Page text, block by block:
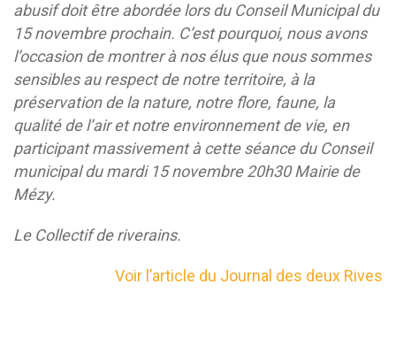
abusif doit être abordée lors du Conseil Municipal du
15 novembre prochain. C’est pourquoi, nous avons
l’occasion de montrer à nos élus que nous sommes
sensibles au respect de notre territoire, à la
préservation de la nature, notre flore, faune, la
qualité de l’air et notre environnement de vie, en
participant massivement à cette séance du Conseil
municipal du mardi 15 novembre 20h30 Mairie de
Mézy.
Le Collectif de riverains.
Voir l’article du Journal des deux Rives